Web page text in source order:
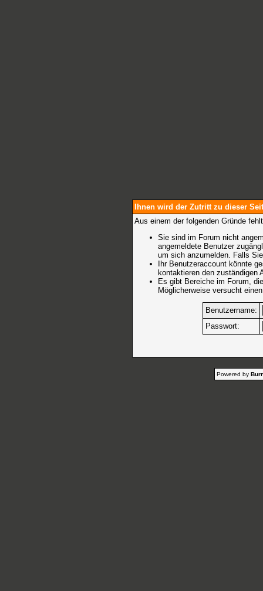
Ihnen wird der Zutritt zu dieser
Aus einem der folgenden Gründe
Sie sind im Forum nicht
angemeldete Benutzer
um sich anzumelden. Falls
Ihr Benutzeraccount könnte
kontaktieren den zuständigen
Es gibt Bereiche im Forum,
Möglicherweise versucht
Benutzername:
Passwort:
Powered by